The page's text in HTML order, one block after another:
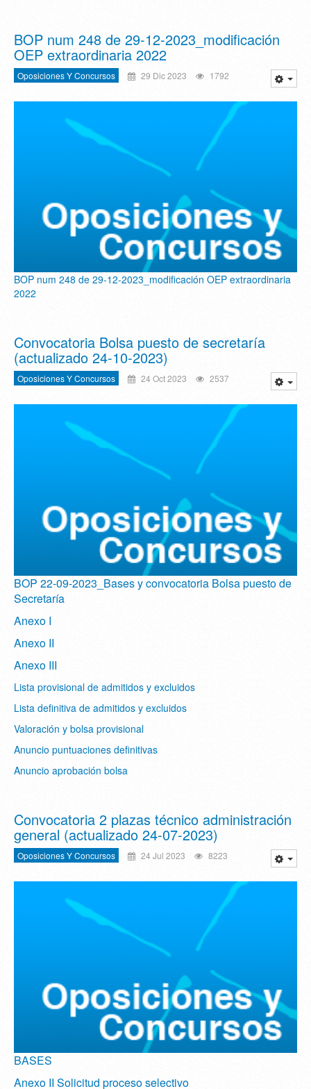
BOP num 248 de 29-12-2023_modificación
OEP extraordinaria 2022
Oposiciones Y Concursos 29 Dic 2023 1792
BOP num 248 de 29-12-2023_modificación OEP extraordinaria
2022
Convocatoria Bolsa puesto de secretaría
(actualizado 24-10-2023)
Oposiciones Y Concursos 24 Oct 2023 2537
BOP 22-09-2023_Bases y convocatoria Bolsa puesto de
Secretaría
Anexo I
Anexo II
Anexo III
Lista provisional de admitidos y excluidos
Lista definitiva de admitidos y excluidos
Valoración y bolsa provisional
Anuncio puntuaciones definitivas
Anuncio aprobación bolsa
Convocatoria 2 plazas técnico administración
general (actualizado 24-07-2023)
Oposiciones Y Concursos 24 Jul 2023 8223
BASES
Anexo II Solicitud proceso selectivo